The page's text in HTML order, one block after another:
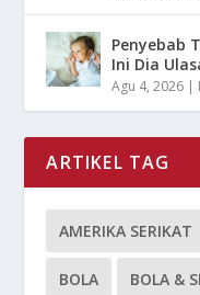
Penyebab
Ini Dia
Agu 4, 2026 |
ARTIKEL TAG
AMERIKA SERIKAT
BOLA BOLA &